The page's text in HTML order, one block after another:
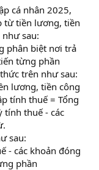
cá nhân 2025,
từ tiền lương, tiền
sau:
phân biệt nơi trả
từng phần
trên như sau:
lương, tiền công
tính thuế = Tổng
tính thuế - các
sau:
- các khoản đóng
phần